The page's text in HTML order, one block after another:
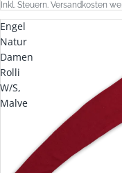
Inkl. Steuern. Versandkosten
Engel
Natur
Damen
Rolli
W/S,
Malve